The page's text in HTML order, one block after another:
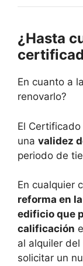
¿Hasta
En cuanto a
renovarlo?
El
una validez
periodo de
En cualquier
reforma en
edificio que
calificación
al alquiler
solicitar un